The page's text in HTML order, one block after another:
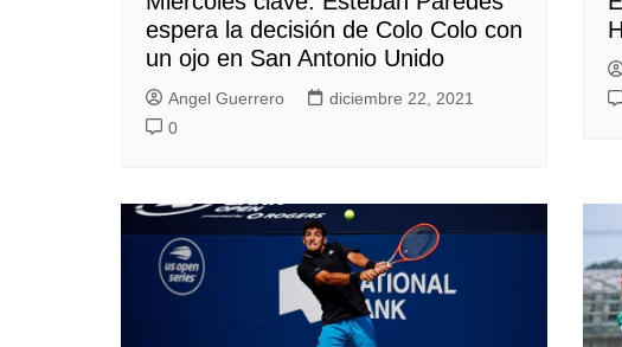
espera la decisión de Colo Colo con
un ojo en San Antonio Unido
Angel Guerrero
diciembre 22, 2021
0